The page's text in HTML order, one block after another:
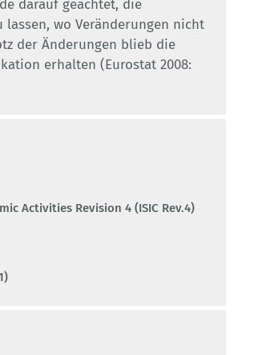
darauf geachtet, die
wo Veränderungen nicht
der Änderungen blieb die
erhalten (Eurostat 2008:
Activities Revision 4 (ISIC Rev.4)